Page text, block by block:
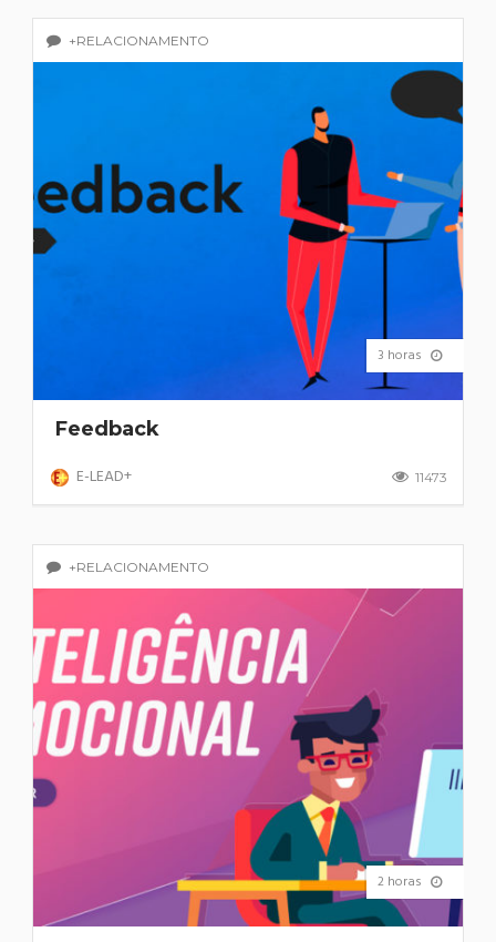
+RELACIONAMENTO
3 horas
Feedback
E-LEAD+ 11473
+RELACIONAMENTO
2 horas